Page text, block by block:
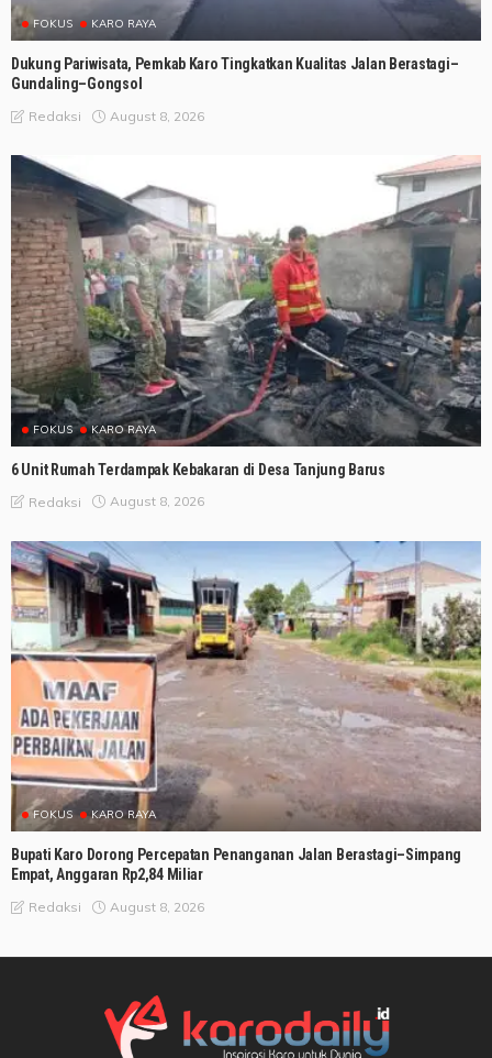
FOKUS KARO RAYA
Dukung Pariwisata, Pemkab Karo Tingkatkan Kualitas Jalan Berastagi–
Gundaling–Gongsol
Redaksi August 8, 2026
FOKUS KARO RAYA
6 Unit Rumah Terdampak Kebakaran di Desa Tanjung Barus
Redaksi August 8, 2026
FOKUS KARO RAYA
Bupati Karo Dorong Percepatan Penanganan Jalan Berastagi–Simpang
Empat, Anggaran Rp2,84 Miliar
Redaksi August 8, 2026